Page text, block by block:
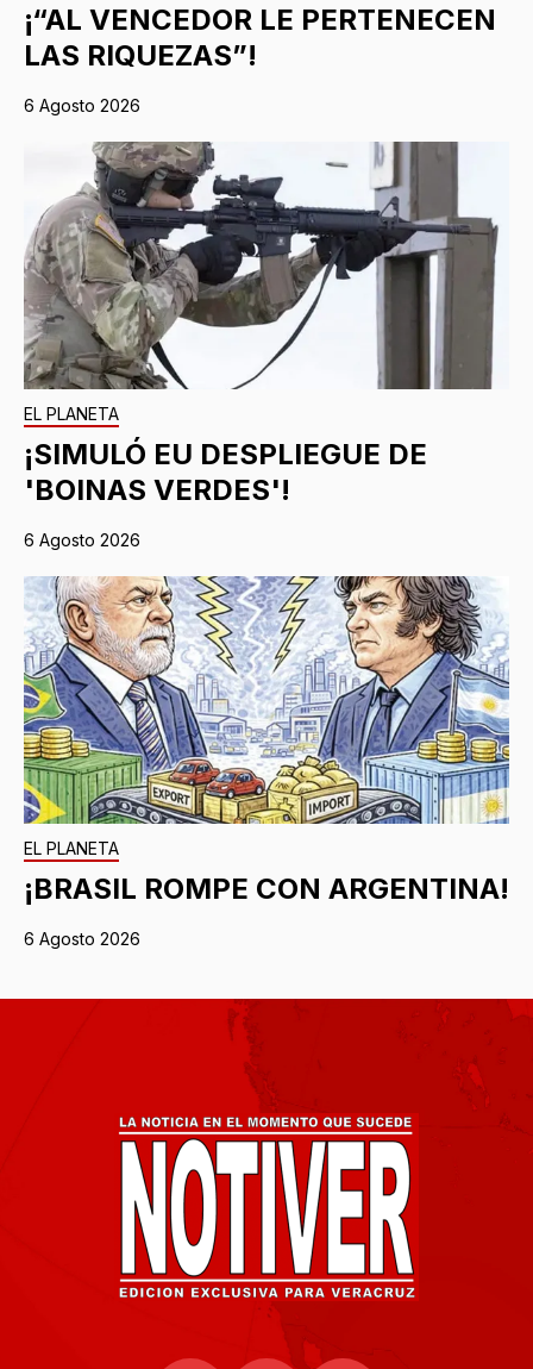
¡“AL VENCEDOR LE PERTENECEN
LAS RIQUEZAS”!
6 Agosto 2026
EL PLANETA
¡SIMULÓ EU DESPLIEGUE DE
'BOINAS VERDES'!
6 Agosto 2026
EL PLANETA
¡BRASIL ROMPE CON ARGENTINA!
6 Agosto 2026